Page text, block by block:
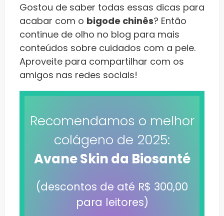
Gostou de saber todas essas dicas para
acabar com o bigode chinês? Então
continue de olho no blog para mais
conteúdos sobre cuidados com a pele.
Aproveite para compartilhar com os
amigos nas redes sociais!
Recomendamos o melhor
colágeno de 2025:
Avane Skin da Biosanté
(descontos de até R$ 300,00
para leitores)